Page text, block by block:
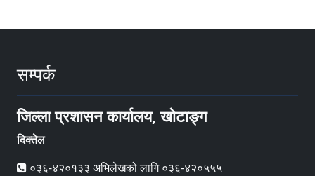
सम्पर्क
जिल्ला प्रशासन कार्यालय, खोटाङ्ग
दिक्तेल
०३६-४२०१३३ अभिलेखको लागि ०३६-४२०५५५